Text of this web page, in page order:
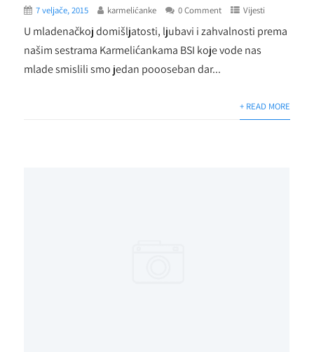
7 veljače, 2015 karmelićanke 0 Comment Vijesti
U mladenačkoj domišljatosti, ljubavi i zahvalnosti prema
našim sestrama Karmelićankama BSI koje vode nas
mlade smislili smo jedan poooseban dar...
+ READ MORE